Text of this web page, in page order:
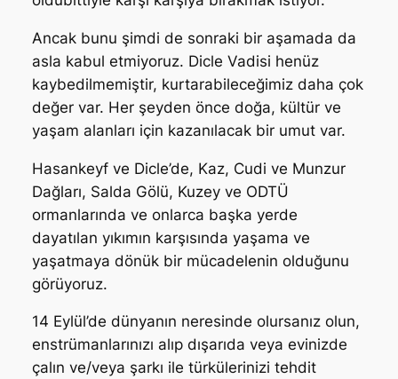
Ancak bunu şimdi de sonraki bir aşamada da
asla kabul etmiyoruz. Dicle Vadisi henüz
kaybedilmemiştir, kurtarabileceğimiz daha çok
değer var. Her şeyden önce doğa, kültür ve
yaşam alanları için kazanılacak bir umut var.
Hasankeyf ve Dicle’de, Kaz, Cudi ve Munzur
Dağları, Salda Gölü, Kuzey ve ODTÜ
ormanlarında ve onlarca başka yerde
dayatılan yıkımın karşısında yaşama ve
yaşatmaya dönük bir mücadelenin olduğunu
görüyoruz.
14 Eylül’de dünyanın neresinde olursanız olun,
enstrümanlarınızı alıp dışarıda veya evinizde
çalın ve/veya şarkı ile türkülerinizi tehdit